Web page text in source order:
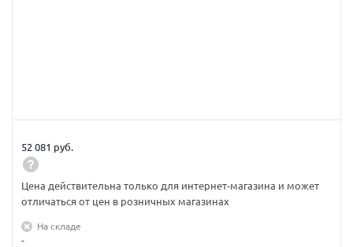
52 081 руб.
Цена действительна только для интернет-магазина и может
отличаться от цен в розничных магазинах
На складе
-